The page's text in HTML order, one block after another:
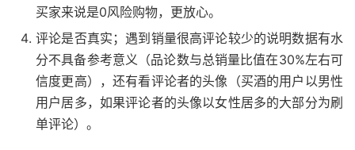
买家来说是0风险购物，更放心。
评论是否真实；遇到销量很高评论较少的说明数据有水
分不具备参考意义（品论数与总销量比值在30%左右可
信度更高），还有看评论者的头像（买酒的用户以男性
用户居多，如果评论者的头像以女性居多的大部分为刷
单评论）。